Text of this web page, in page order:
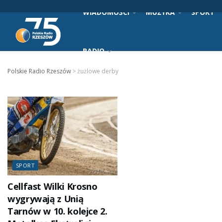
WIADOMOŚCI MUZYKA SPORT
RADIO
Polskie Radio Rzeszów >żużlowe derby
SPORT
Cellfast Wilki Krosno
wygrywają z Unią
Tarnów w 10. kolejce 2.